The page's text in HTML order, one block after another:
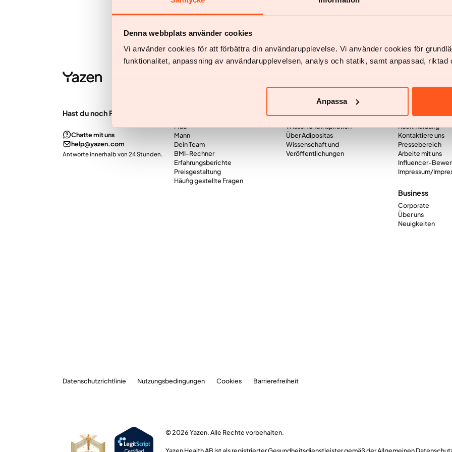
Denna webbplats använder cookies
Vi använder cookies för att förbättra din användarupplevelse. Vi använder cookies för
funktionalitet, anpassning av användarupplevelsen, analys och statik, samt anpassad, riktad
Anpassa
Hast du noch Fragen?
Chatte mit uns
help@yazen.com
Antworte innerhalb von 24 Stunden.
Frau
Mann
Dein Team
BMI-Rechner
Erfahrungsberichte
Preisgestaltung
Häufig gestellte Fragen
Wissen
Wissen und Inspiration
Über Adipositas
Wissenschaft und
Veröffentlichungen
Firma
Rückmeldung
Kontaktiere uns
Pressebereich
Arbeite mit uns
Influencer-
Impressum/
Business
Corporate
Über uns
Neuigkeiten
Datenschutzrichtlinie Nutzungsbedingungen Cookies Barrierefreiheit
© 2026 Yazen. Alle Rechte vorbehalten.
Yazen Health AB ist als registrierter Gesundheitsdienstleister gemäß der Allgemeinen